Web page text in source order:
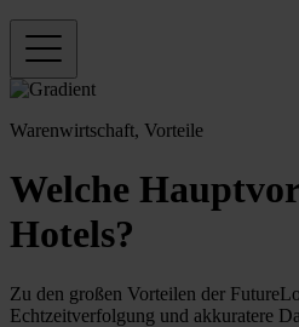
Warenwirtschaft, Vorteile
Welche
Hotels?
Zu den großen Vorteilen der
Echtzeitverfolgung und akkuratere